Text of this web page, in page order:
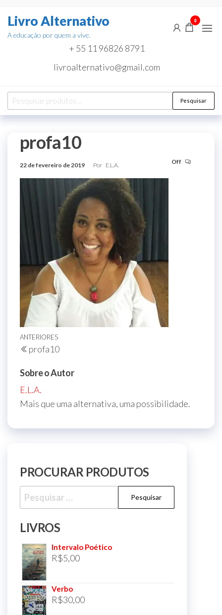
paraLivro Alternativo
A educação por quem a vive.
+ 55 11 96826 8791
livroalternativo@gmail.com
0
Pesquisar
por:
Pesquisar
profa10
22 de fevereiro de 2019 Por E.L.A. Off
Navegação
de
Post
Post
anterior
ANTERIORES
profa10
Sobre o Autor
E.L.A.
Mais que uma alternativa, uma possibilidade.
PROCURAR PRODUTOS
Pesquisar
por:
LIVROS
Intervalo Poético
R$5,00
Verbo
R$30,00